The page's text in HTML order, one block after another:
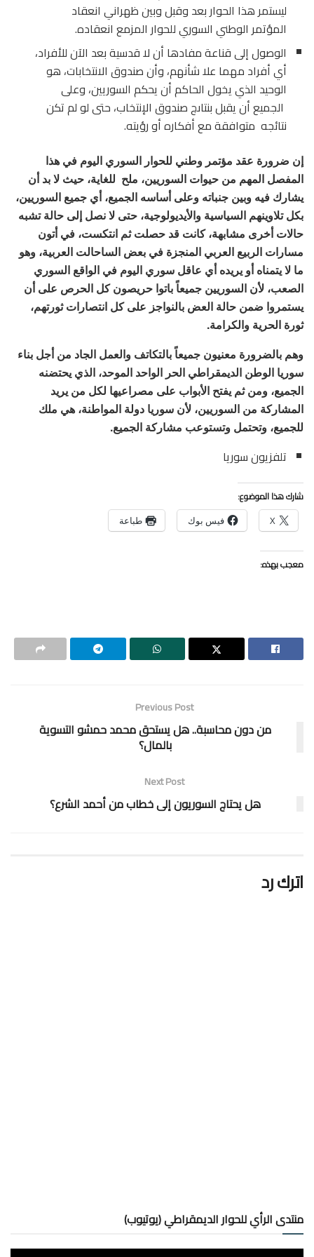
ليستمر هذا الحوار بعد وقبل وبين ظهراني انعقاد
المؤتمر الوطني السوري للحوار المزمع انعقاده.
الوصول إلى قناعة مفادها أن لا قدسية بعد الآن للأفراد،
أي أفراد مهما علا شأنهم، وأن صندوق الانتخابات، هو
الوحيد الذي يخول الحاكم أن يحكم السوريين، وعلى
الجميع أن يقبل بنتاىج صندوق الإنتخاب، حتى لو لم تكن
نتائجه متوافقة مع أفكاره أو رؤيته.
إن ضرورة عقد مؤتمر وطني للحوار السوري اليوم في هذا
المفصل المهم من حيوات السوريين، ملح للغاية، حيث لا بد أن
يشارك فيه وبين جنباته وعلى أساسه الجميع، أي جميع السوريين،
بكل تلاوينهم السياسية والأيديولوجية، حتى لا نصل إلى حالة تشبه
حالات أخرى مشابهة، كانت قد حصلت ثم انتكست، في أتون
مسارات الربيع العربي المنجزة في بعض الساحالت العربية، وهو
ما لا يتمناه أو يريده أي عاقل سوري اليوم في الواقع السوري
الصعب، لأن السوريين جميعاً باتوا حريصون كل الحرص على أن
يستمروا ضمن حالة العض بالنواجز على كل انتصارات ثورتهم،
ثورة الحرية والكرامة.
وهم بالضرورة معنيون جميعاً بالتكاتف والعمل الجاد من أجل بناء
سوريا الوطن الديمقراطي الحر الواحد الموحد، الذي يحتضنه
الجميع، ومن ثم يفتح الأبواب على مصراعيها لكل من يريد
المشاركة من السوريين، لأن سوريا دولة المواطنة، هي ملك
للجميع، وتحتمل وتستوعب مشاركة الجميع.
تلفزيون سوريا
شارك هذا الموضوع:
X فيس بوك طباعة
معجب بهذه:
Previous Post
من دون محاسبة.. هل يستحق محمد حمشو التسوية
بالمال؟
Next Post
هل يحتاج السوريون إلى خطاب من أحمد الشرع؟
اترك رد
منتدى الرأي للحوار الديمقراطي (يوتيوب)